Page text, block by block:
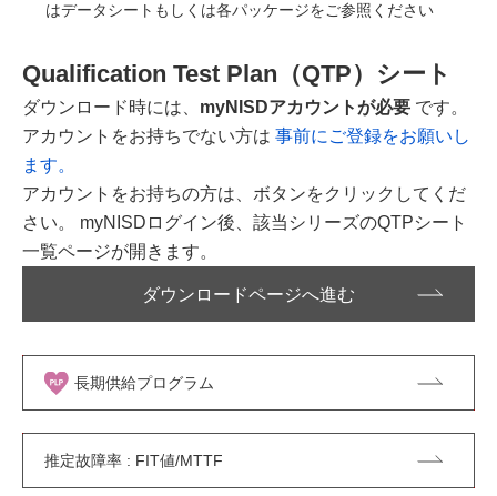
はデータシートもしくは各パッケージをご参照ください
Qualification Test Plan（QTP）シート
ダウンロード時には、 myNISDアカウントが必要 です。
アカウントをお持ちでない方は 事前にご登録をお願いし
ます。
アカウントをお持ちの方は、ボタンをクリックしてくだ
さい。 myNISDログイン後、該当シリーズのQTPシート
一覧ページが開きます。
ダウンロードページへ進む
長期供給プログラム
推定故障率 : FIT値/MTTF